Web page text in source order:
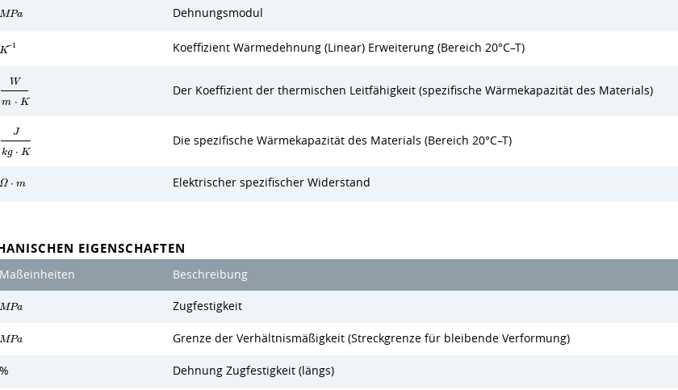
MPa Dehnungsmodul
K−1 Koeffizient Wärmedehnung (Linear) Erweiterung (Bereich 20°C–T)
W
m ⋅ K
Der Koeffizient der thermischen Leitfähigkeit (spezifische Wärmekapazität des Materials)
J
kg ⋅ K
Die spezifische Wärmekapazität des Materials (Bereich 20°C–T)
Ω ⋅ m Elektrischer spezifischer Widerstand
EIGENSCHAFTEN
Maßeinheiten Beschreibung
MPa Zugfestigkeit
MPa Grenze der Verhältnismäßigkeit (Streckgrenze für bleibende Verformung)
% Dehnung Zugfestigkeit (längs)